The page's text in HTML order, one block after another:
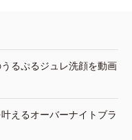
るぷるジュレ洗顔を動画
えるオーバーナイトブラ